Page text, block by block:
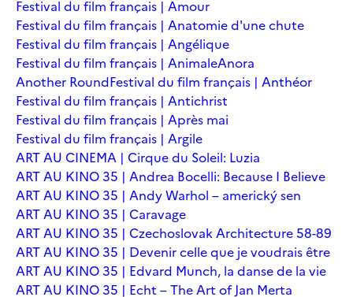
Festival du film français | Amour
Festival du film français | Anatomie d'une chute
Festival du film français | Angélique
Festival du film français | AnimaleAnora
Another RoundFestival du film français | Anthéor
Festival du film français | Antichrist
Festival du film français | Après mai
Festival du film français | Argile
ART AU CINEMA | Cirque du Soleil: Luzia
ART AU KINO 35 | Andrea Bocelli: Because I Believe
ART AU KINO 35 | Andy Warhol – americký sen
ART AU KINO 35 | Caravage
ART AU KINO 35 | Czechoslovak Architecture 58-89
ART AU KINO 35 | Devenir celle que je voudrais être
ART AU KINO 35 | Edvard Munch, la danse de la vie
ART AU KINO 35 | Echt – The Art of Jan Merta